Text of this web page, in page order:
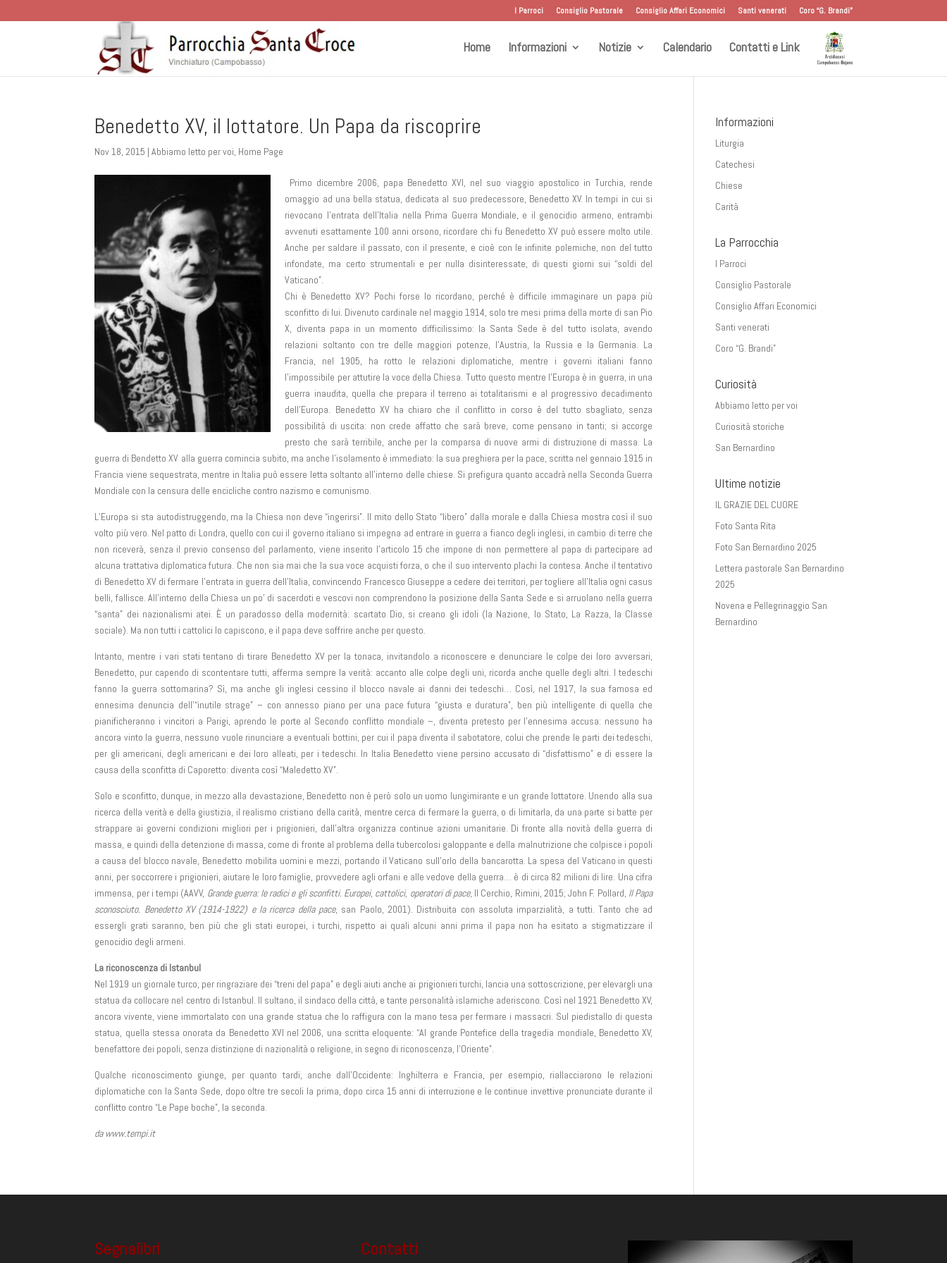
I Parroci Consiglio Pastorale Consiglio Affari Economici Santi venerati Coro “G. Brandi”
Home Informazioni Notizie Calendario Contatti e Link
Benedetto XV, il lottatore. Un Papa da riscoprire
Nov 18, 2015 |Abbiamo letto per voi, Home Page
Primo dicembre 2006, papa Benedetto XVI, nel suo viaggio apostolico in Turchia, rende
omaggio ad una bella statua, dedicata al suo predecessore, Benedetto XV. In tempi in cui si
rievocano l’entrata dell’Italia nella Prima Guerra Mondiale, e il genocidio armeno, entrambi
avvenuti esattamente 100 anni orsono, ricordare chi fu Benedetto XV può essere molto utile.
Anche per saldare il passato, con il presente, e cioè con le infinite polemiche, non del tutto
infondate, ma certo strumentali e per nulla disinteressate, di questi giorni sui “soldi del
Vaticano”.
Chi è Benedetto XV? Pochi forse lo ricordano, perché è difficile immaginare un papa più
sconfitto di lui. Divenuto cardinale nel maggio 1914, solo tre mesi prima della morte di san Pio
X, diventa papa in un momento difficilissimo: la Santa Sede è del tutto isolata, avendo
relazioni soltanto con tre delle maggiori potenze, l’Austria, la Russia e la Germania. La
Francia, nel 1905, ha rotto le relazioni diplomatiche, mentre i governi italiani fanno
l’impossibile per attutire la voce della Chiesa. Tutto questo mentre l’Europa è in guerra, in una
guerra inaudita, quella che prepara il terreno ai totalitarismi e al progressivo decadimento
dell’Europa. Benedetto XV ha chiaro che il conflitto in corso è del tutto sbagliato, senza
possibilità di uscita: non crede affatto che sarà breve, come pensano in tanti; si accorge
presto che sarà terribile, anche per la comparsa di nuove armi di distruzione di massa. La
guerra di Bendetto XV alla guerra comincia subito, ma anche l’isolamento è immediato: la sua preghiera per la pace, scritta nel gennaio 1915 in
Francia viene sequestrata, mentre in Italia può essere letta soltanto all’interno delle chiese. Si prefigura quanto accadrà nella Seconda Guerra
Mondiale con la censura delle encicliche contro nazismo e comunismo.
L’Europa si sta autodistruggendo, ma la Chiesa non deve “ingerirsi”. Il mito dello Stato “libero” dalla morale e dalla Chiesa mostra così il suo
volto più vero. Nel patto di Londra, quello con cui il governo italiano si impegna ad entrare in guerra a fianco degli inglesi, in cambio di terre che
non riceverà, senza il previo consenso del parlamento, viene inserito l’articolo 15 che impone di non permettere al papa di partecipare ad
alcuna trattativa diplomatica futura. Che non sia mai che la sua voce acquisti forza, o che il suo intervento plachi la contesa. Anche il tentativo
di Benedetto XV di fermare l’entrata in guerra dell’Italia, convincendo Francesco Giuseppe a cedere dei territori, per togliere all’Italia ogni casus
belli, fallisce. All’interno della Chiesa un po’ di sacerdoti e vescovi non comprendono la posizione della Santa Sede e si arruolano nella guerra
“santa” dei nazionalismi atei. È un paradosso della modernità: scartato Dio, si creano gli idoli (la Nazione, lo Stato, La Razza, la Classe
sociale). Ma non tutti i cattolici lo capiscono, e il papa deve soffrire anche per questo.
Intanto, mentre i vari stati tentano di tirare Benedetto XV per la tonaca, invitandolo a riconoscere e denunciare le colpe dei loro avversari,
Benedetto, pur capendo di scontentare tutti, afferma sempre la verità: accanto alle colpe degli uni, ricorda anche quelle degli altri. I tedeschi
fanno la guerra sottomarina? Sì, ma anche gli inglesi cessino il blocco navale ai danni dei tedeschi… Così, nel 1917, la sua famosa ed
ennesima denuncia dell’“inutile strage” – con annesso piano per una pace futura “giusta e duratura”, ben più intelligente di quella che
pianificheranno i vincitori a Parigi, aprendo le porte al Secondo conflitto mondiale –, diventa pretesto per l’ennesima accusa: nessuno ha
ancora vinto la guerra, nessuno vuole rinunciare a eventuali bottini, per cui il papa diventa il sabotatore, colui che prende le parti dei tedeschi,
per gli americani, degli americani e dei loro alleati, per i tedeschi. In Italia Benedetto viene persino accusato di “disfattismo” e di essere la
causa della sconfitta di Caporetto: diventa così “Maledetto XV”.
Solo e sconfitto, dunque, in mezzo alla devastazione, Benedetto non è però solo un uomo lungimirante e un grande lottatore. Unendo alla sua
ricerca della verità e della giustizia, il realismo cristiano della carità, mentre cerca di fermare la guerra, o di limitarla, da una parte si batte per
strappare ai governi condizioni migliori per i prigionieri, dall’altra organizza continue azioni umanitarie. Di fronte alla novità della guerra di
massa, e quindi della detenzione di massa, come di fronte al problema della tubercolosi galoppante e della malnutrizione che colpisce i popoli
a causa del blocco navale, Benedetto mobilita uomini e mezzi, portando il Vaticano sull’orlo della bancarotta. La spesa del Vaticano in questi
anni, per soccorrere i prigionieri, aiutare le loro famiglie, provvedere agli orfani e alle vedove della guerra… è di circa 82 milioni di lire. Una cifra
immensa, per i tempi (AAVV, Grande guerra: le radici e gli sconfitti. Europei, cattolici, operatori di pace, Il Cerchio, Rimini, 2015; John F. Pollard, Il Papa
sconosciuto. Benedetto XV (1914-1922) e la ricerca della pace, san Paolo, 2001). Distribuita con assoluta imparzialità, a tutti. Tanto che ad
essergli grati saranno, ben più che gli stati europei, i turchi, rispetto ai quali alcuni anni prima il papa non ha esitato a stigmatizzare il
genocidio degli armeni.
La riconoscenza di Istanbul
Nel 1919 un giornale turco, per ringraziare dei “treni del papa” e degli aiuti anche ai prigionieri turchi, lancia una sottoscrizione, per elevargli una
statua da collocare nel centro di Istanbul. Il sultano, il sindaco della città, e tante personalità islamiche aderiscono. Così nel 1921 Benedetto XV,
ancora vivente, viene immortalato con una grande statua che lo raffigura con la mano tesa per fermare i massacri. Sul piedistallo di questa
statua, quella stessa onorata da Benedetto XVI nel 2006, una scritta eloquente: “Al grande Pontefice della tragedia mondiale, Benedetto XV,
benefattore dei popoli, senza distinzione di nazionalità o religione, in segno di riconoscenza, l’Oriente”.
Qualche riconoscimento giunge, per quanto tardi, anche dall’Occidente: Inghilterra e Francia, per esempio, riallacciarono le relazioni
diplomatiche con la Santa Sede, dopo oltre tre secoli la prima, dopo circa 15 anni di interruzione e le continue invettive pronunciate durante il
conflitto contro “Le Pape boche”, la seconda.
da www.tempi.it
Informazioni
Liturgia
Catechesi
Chiese
Carità
La Parrocchia
I Parroci
Consiglio Pastorale
Consiglio Affari Economici
Santi venerati
Coro “G. Brandi”
Curiosità
Abbiamo letto per voi
Curiosità storiche
San Bernardino
Ultime notizie
IL GRAZIE DEL CUORE
Foto Santa Rita
Foto San Bernardino 2025
Lettera pastorale San Bernardino
2025
Novena e Pellegrinaggio San
Bernardino
Segnalibri Contatti